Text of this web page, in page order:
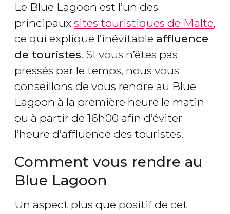
Le Blue Lagoon est l’un des
principaux sites touristiques de Malte,
ce qui explique l’inévitable affluence
de touristes. SI vous n’êtes pas
pressés par le temps, nous vous
conseillons de vous rendre au Blue
Lagoon à la première heure le matin
ou à partir de 16h00 afin d’éviter
l’heure d’affluence des touristes.
Comment vous rendre au
Blue Lagoon
Un aspect plus que positif de cet